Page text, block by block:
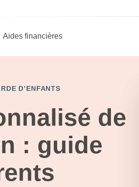
Aides financières
D’ENFANTS
de
: guide